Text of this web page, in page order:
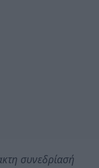
συνεδρίασή